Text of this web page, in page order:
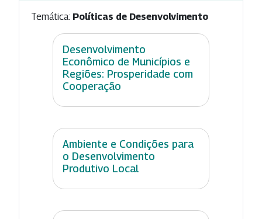
Temática: Políticas de Desenvolvimento
Desenvolvimento
Econômico de Municípios e
Regiões: Prosperidade com
Cooperação
Ambiente e Condições para
o Desenvolvimento
Produtivo Local